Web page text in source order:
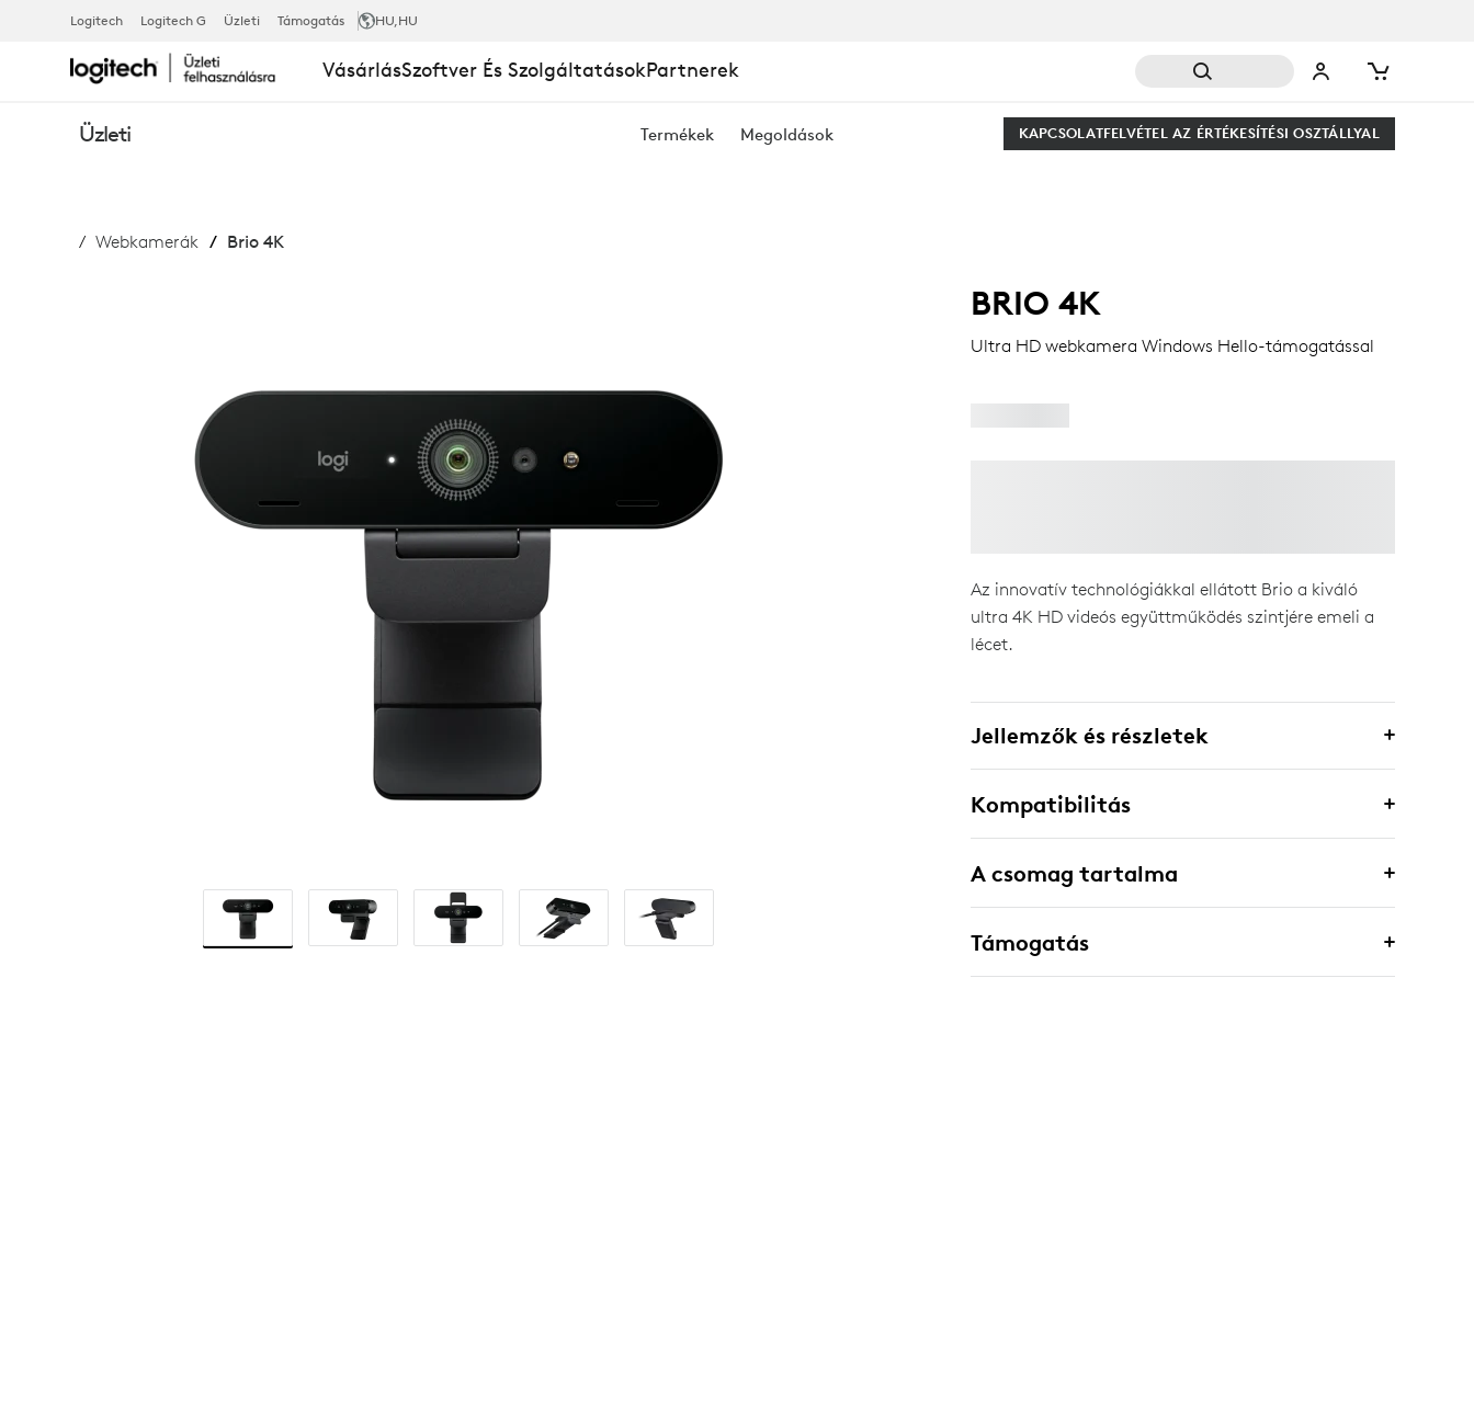
LOGITECH
BRIO
WEBKAMERA
Logitech Logitech G Üzleti Támogatás HU,HU
VásárlásSzoftver És SzolgáltatásokPartnerek
Üzleti Termékek Megoldások KAPCSOLATFELVÉTEL AZ ÉRTÉKESÍTÉSI OSZTÁLLYAL
Webkamerák Brio 4K
BRIO 4K
Ultra HD webkamera Windows Hello-támogatással
Az innovatív technológiákkal ellátott Brio a kiváló
ultra 4K HD videós együttműködés szintjére emeli a
lécet.
Jellemzők és részletek
Kompatibilitás
A csomag tartalma
Támogatás